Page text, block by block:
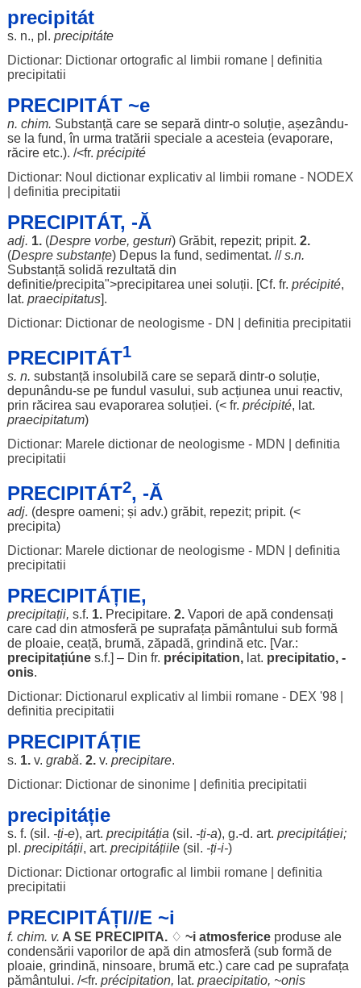
precipitát
s. n., pl. precipitáte
Dictionar: Dictionar ortografic al limbii romane| definitia
precipitatii
PRECIPITÁT ~e
n. chim. Substanță care se separă dintr-o soluție, așezându-
se la fund, în urma tratării specialea acesteia (evaporare,
răcireetc.). /<fr. précipité
Dictionar: Noul dictionar explicativ al limbii romane - NODEX
definitia precipitatii
PRECIPITÁT, -Ă
adj. 1.(Despre vorbe, gesturi) Grăbit, repezit; pripit. 2.
(Despre substanțe) Depusla fund, sedimentat. //s.n.
Substanță solidă rezultată din
definitie/precipita">precipitarea unei soluții. [Cf. fr. précipité,
lat. praecipitatus].
Dictionar: Dictionar de neologisme - DN
definitia precipitatii
PRECIPITÁT1
s. n. substanță insolubilă care se separă dintr-o soluție,
depunându-se pe fundul vasului, sub acțiunea unui reactiv,
prin răcirea sau evaporarea soluției. (< fr. précipité, lat.
praecipitatum)
Dictionar: Marele dictionar de neologisme - MDN
definitia
precipitatii
PRECIPITÁT2, -Ă
adj. (despre oameni; și adv.) grăbit, repezit; pripit. (<
precipita)
Dictionar: Marele dictionar de neologisme - MDN
definitia
precipitatii
PRECIPITÁȚIE,
precipitații, s.f. 1. Precipitare. 2. Vapori de apă condensați
care cad din atmosferă pe suprafața pământului sub formă
de ploaie, ceață, brumă, zăpadă, grindină etc. [Var.:
precipitațiúnes.f.] – Din fr. précipitation, lat. precipitatio, -
onis.
Dictionar: Dictionarul explicativ al limbii romane - DEX '98|
definitia precipitatii
PRECIPITÁȚIE
s. 1.v. grabă. 2.v. precipitare.
Dictionar: Dictionar de sinonime| definitia precipitatii
precipitáție
s. f. (sil . -ți-e), art. precipitáția (sil . -ți-a), g.-d. art. precipitáției;
pl. precipitáții, art. precipitáțiile(sil . -ți-i-)
Dictionar: Dictionar ortografic al limbii romane| definitia
precipitatii
PRECIPITÁȚI//E ~i
f. chim. v. A SE PRECIPITA.♢ ~i atmosferice produse ale
condensării vaporilorde apă din atmosferă (sub formă de
ploaie, grindină, ninsoare, brumă etc.) care cad pe suprafața
pământului. /<fr. précipitation, lat. praecipitatio, ~onis